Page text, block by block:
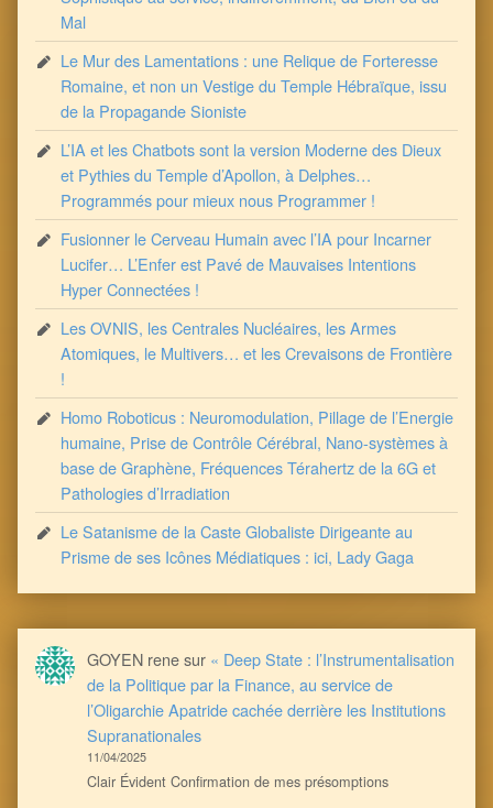
Mal
Le Mur des Lamentations : une Relique de Forteresse
Romaine, et non un Vestige du Temple Hébraïque, issu
de la Propagande Sioniste
L’IA et les Chatbots sont la version Moderne des Dieux
et Pythies du Temple d’Apollon, à Delphes…
Programmés pour mieux nous Programmer !
Fusionner le Cerveau Humain avec l’IA pour Incarner
Lucifer… L’Enfer est Pavé de Mauvaises Intentions
Hyper Connectées !
Les OVNIS, les Centrales Nucléaires, les Armes
Atomiques, le Multivers… et les Crevaisons de Frontière
!
Homo Roboticus : Neuromodulation, Pillage de l’Energie
humaine, Prise de Contrôle Cérébral, Nano-systèmes à
base de Graphène, Fréquences Térahertz de la 6G et
Pathologies d’Irradiation
Le Satanisme de la Caste Globaliste Dirigeante au
Prisme de ses Icônes Médiatiques : ici, Lady Gaga
GOYEN renesur « Deep State : l’Instrumentalisation
de la Politique par la Finance, au service de
l’Oligarchie Apatride cachée derrière les Institutions
Supranationales
11/04/2025
Clair Évident Confirmation de mes présomptions